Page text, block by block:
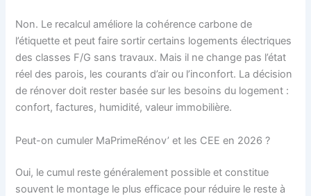
Non. Le recalcul améliore la cohérence carbone de
l’étiquette et peut faire sortir certains logements électriques
des classes F/G sans travaux. Mais il ne change pas l’état
réel des parois, les courants d’air ou l’inconfort. La décision
de rénover doit rester basée sur les besoins du logement :
confort, factures, humidité, valeur immobilière.
Peut-on cumuler MaPrimeRénov’ et les CEE en 2026 ?
Oui, le cumul reste généralement possible et constitue
souvent le montage le plus efficace pour réduire le reste à